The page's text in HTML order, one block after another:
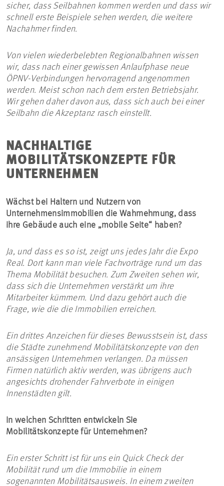
sicher, dass Seilbahnen kommen werden und dass wir
schnell erste Beispiele sehen werden, die weitere
Nachahmer finden.
Von vielen wiederbelebten Regionalbahnen wissen
wir, dass nach einer gewissen Anlaufphase neue
ÖPNV-Verbindungen hervorragend angenommen
werden. Meist schon nach dem ersten Betriebsjahr.
Wir gehen daher davon aus, dass sich auch bei einer
Seilbahn die Akzeptanz rasch einstellt.
NACHHALTIGE
MOBILITÄTSKONZEPTE FÜR
UNTERNEHMEN
Wächst bei Haltern und Nutzern von
Unternehmensimmobilien die Wahrnehmung, dass
ihre Gebäude auch eine „mobile Seite“ haben?
Ja, und dass es so ist, zeigt uns jedes Jahr die Expo
Real. Dort kann man viele Fachvorträge rund um das
Thema Mobilität besuchen. Zum Zweiten sehen wir,
dass sich die Unternehmen verstärkt um ihre
Mitarbeiter kümmern. Und dazu gehört auch die
Frage, wie die die Immobilien erreichen.
Ein drittes Anzeichen für dieses Bewusstsein ist, dass
die Städte zunehmend Mobilitätskonzepte von den
ansässigen Unternehmen verlangen. Da müssen
Firmen natürlich aktiv werden, was übrigens auch
angesichts drohender Fahrverbote in einigen
Innenstädten gilt.
In welchen Schritten entwickeln Sie
Mobilitätskonzepte für Unternehmen?
Ein erster Schritt ist für uns ein Quick Check der
Mobilität rund um die Immobilie in einem
sogenannten Mobilitätsausweis. In einem zweiten